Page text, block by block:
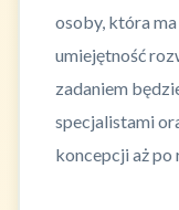
osoby, która
umiejętność
zadaniem
specjalistami
koncepcji aż po